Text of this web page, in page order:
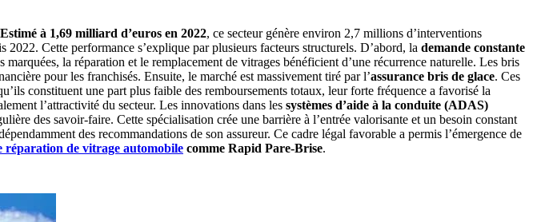
Estimé à 1,69 milliard d’euros en 2022, ce secteur génère environ 2,7 millions d’interventions
Cette performance s’explique par plusieurs facteurs structurels. D’abord, la demande constante
la réparation et le remplacement de vitrages bénéficient d’une récurrence naturelle. Les bris
pour les franchisés. Ensuite, le marché est massivement tiré par l’assurance bris de glace. Ces
constituent une part plus faible des remboursements totaux, leur forte fréquence a favorisé la
l’attractivité du secteur. Les innovations dans les systèmes d’aide à la conduite (ADAS)
des savoir-faire. Cette spécialisation crée une barrière à l’entrée valorisante et un besoin constant
des recommandations de son assureur. Ce cadre légal favorable a permis l’émergence de
réparation de vitrage automobile comme Rapid Pare-Brise.